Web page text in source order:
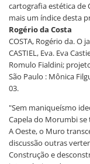
cartografia estética de
mais um índice desta
Rogério da Costa
COSTA, Rogério da. O
CASTIEL, Eva. Eva
Romulo Fialdini;
São Paulo : Mônica
03.
"Sem maniqueísmo
Capela do Morumbi
A Oeste, o Muro
discussão outras
Construção e